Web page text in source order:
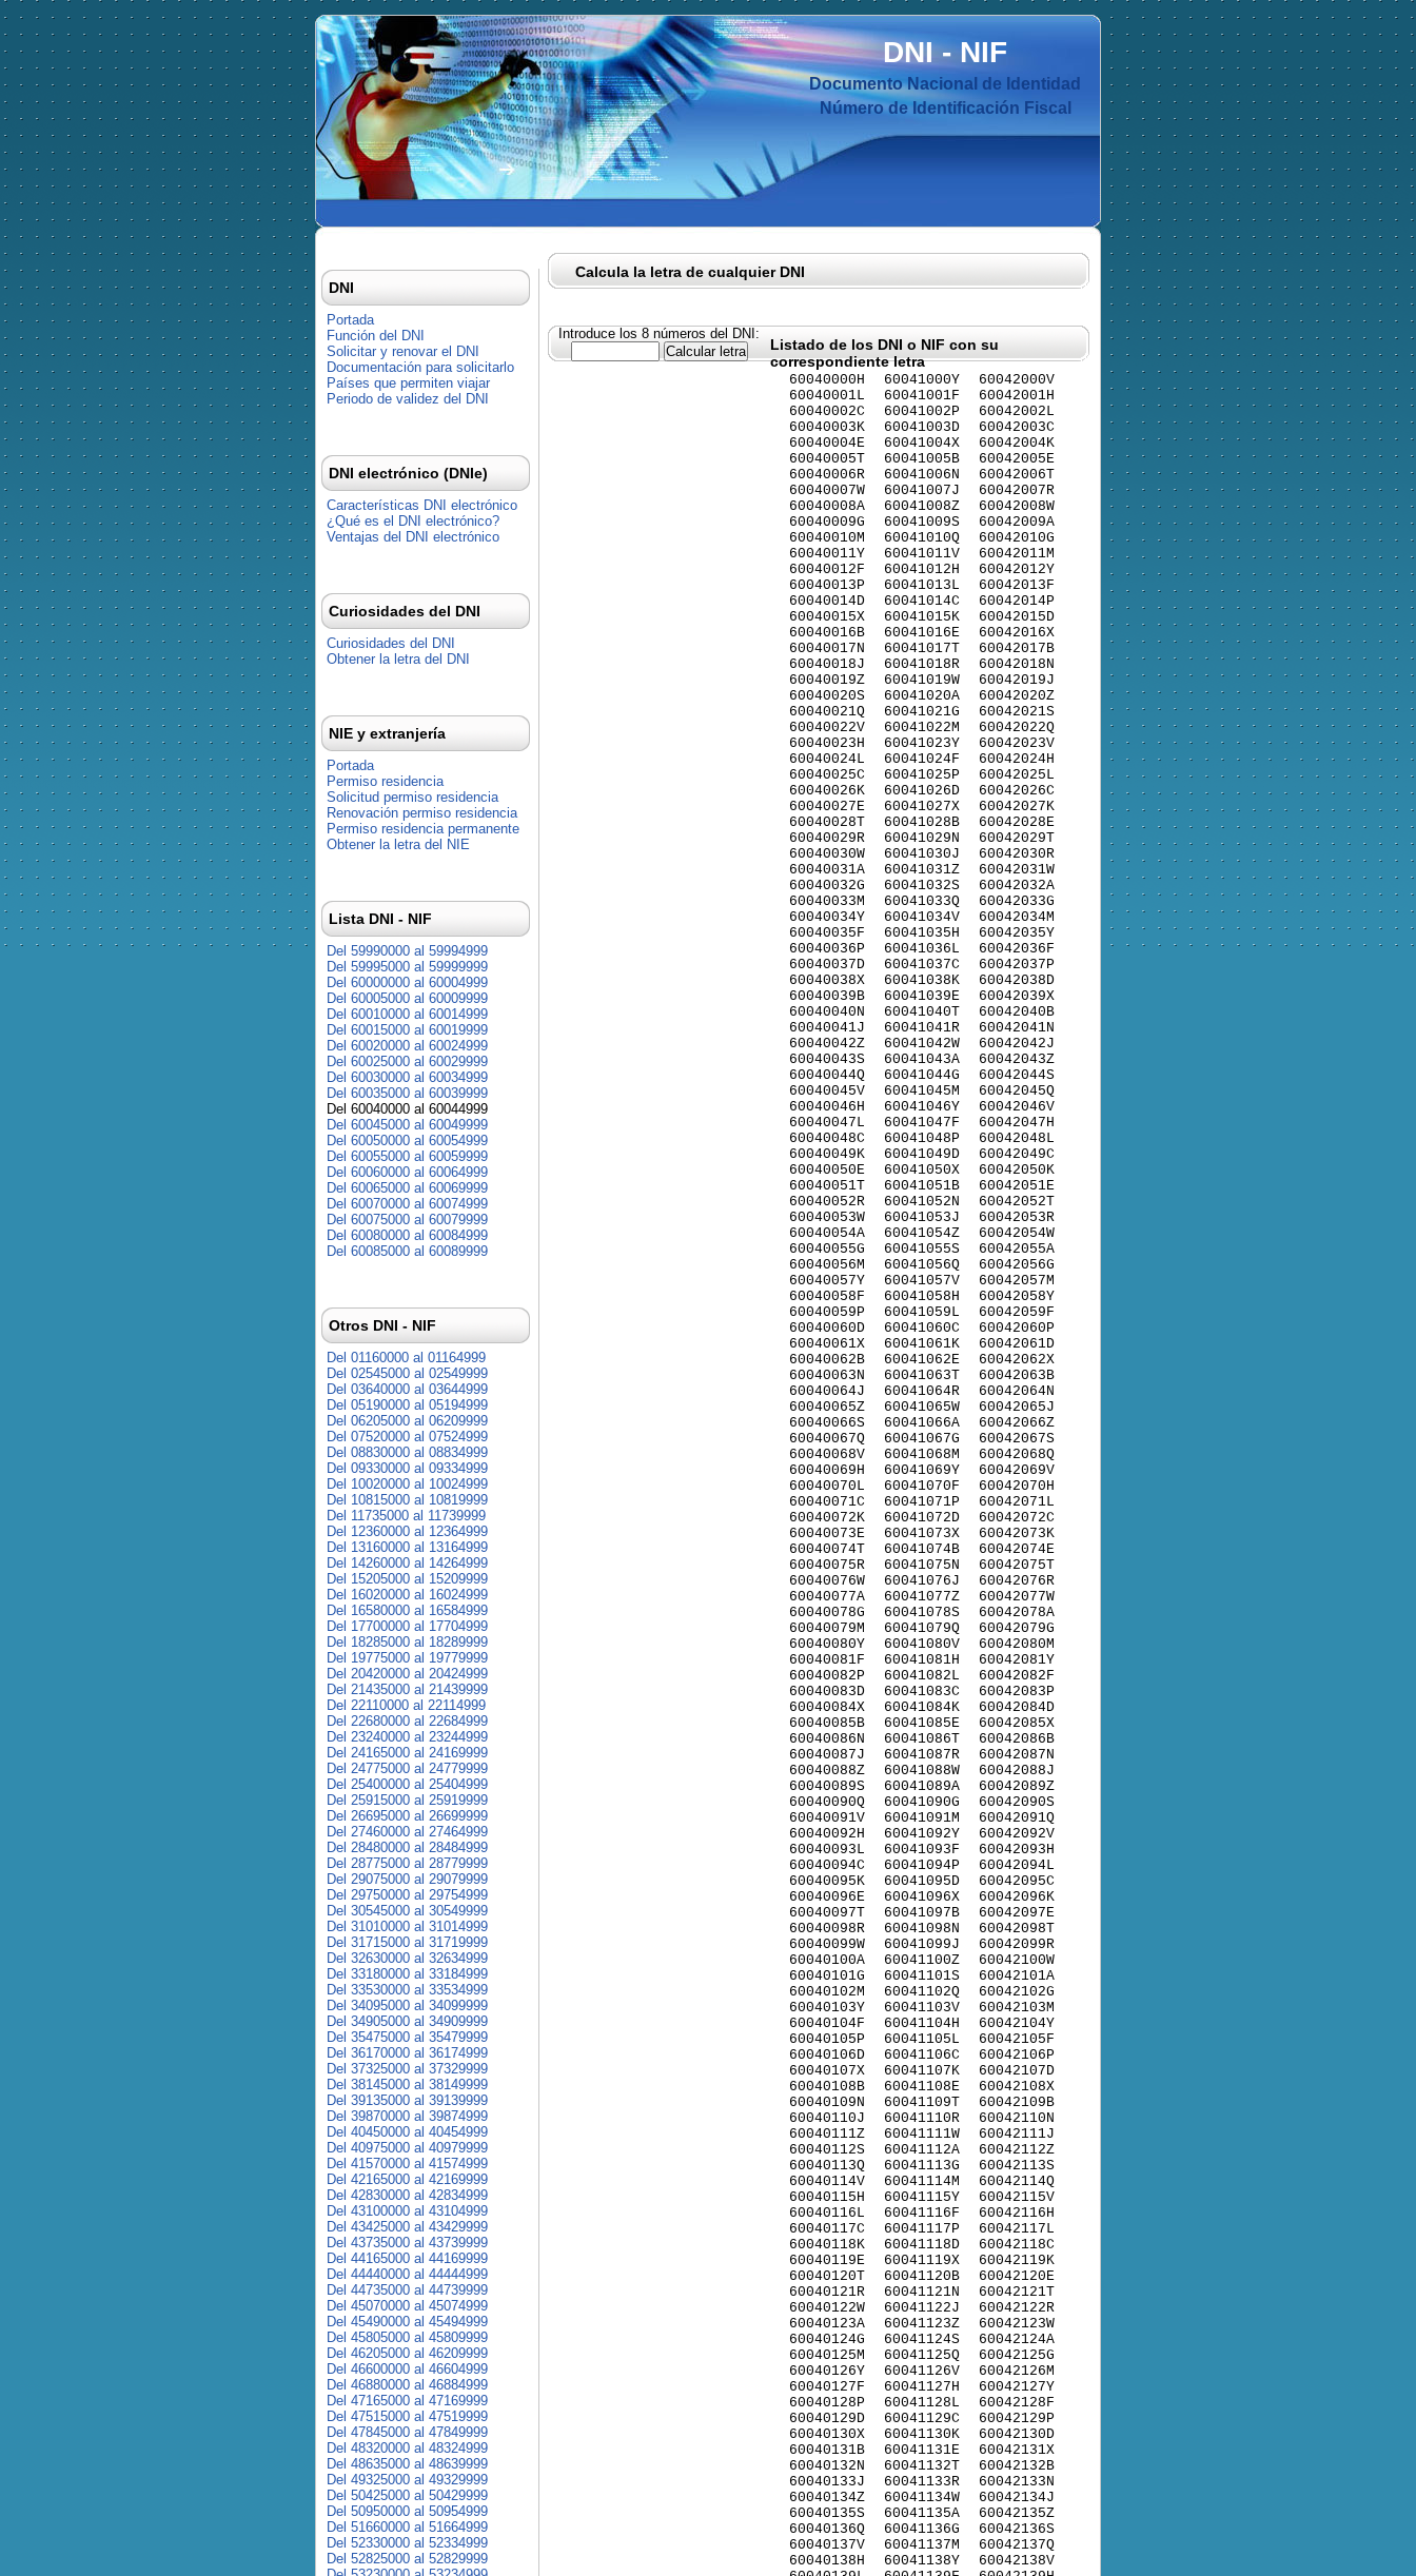
DNI-NIF
Documento Nacional de Identidad
Número de Identificación Fiscal
Calcula la letra de cualquier DNI
Introduce los 8 números del DNI:
Listado de los DNI o NIF con su
correspondiente letra
60040000H
60040001L
60040002C
60040003K
60040004E
60040005T
60040006R
60040007W
60040008A
60040009G
60040010M
60040011Y
60040012F
60040013P
60040014D
60040015X
60040016B
60040017N
60040018J
60040019Z
60040020S
60040021Q
60040022V
60040023H
60040024L
60040025C
60040026K
60040027E
60040028T
60040029R
60040030W
60040031A
60040032G
60040033M
60040034Y
60040035F
60040036P
60040037D
60040038X
60040039B
60040040N
60040041J
60040042Z
60040043S
60040044Q
60040045V
60040046H
60040047L
60040048C
60040049K
60040050E
60040051T
60040052R
60040053W
60040054A
60040055G
60040056M
60040057Y
60040058F
60040059P
60040060D
60040061X
60040062B
60040063N
60040064J
60040065Z
60040066S
60040067Q
60040068V
60040069H
60040070L
60040071C
60040072K
60040073E
60040074T
60040075R
60040076W
60040077A
60040078G
60040079M
60040080Y
60040081F
60040082P
60040083D
60040084X
60040085B
60040086N
60040087J
60040088Z
60040089S
60040090Q
60040091V
60040092H
60040093L
60040094C
60040095K
60040096E
60040097T
60040098R
60040099W
60040100A
60040101G
60040102M
60040103Y
60040104F
60040105P
60040106D
60040107X
60040108B
60040109N
60040110J
60040111Z
60040112S
60040113Q
60040114V
60040115H
60040116L
60040117C
60040118K
60040119E
60040120T
60040121R
60040122W
60040123A
60040124G
60040125M
60040126Y
60040127F
60040128P
60040129D
60040130X
60040131B
60040132N
60040133J
60040134Z
60040135S
60040136Q
60040137V
60040138H
60041000Y
60041001F
60041002P
60041003D
60041004X
60041005B
60041006N
60041007J
60041008Z
60041009S
60041010Q
60041011V
60041012H
60041013L
60041014C
60041015K
60041016E
60041017T
60041018R
60041019W
60041020A
60041021G
60041022M
60041023Y
60041024F
60041025P
60041026D
60041027X
60041028B
60041029N
60041030J
60041031Z
60041032S
60041033Q
60041034V
60041035H
60041036L
60041037C
60041038K
60041039E
60041040T
60041041R
60041042W
60041043A
60041044G
60041045M
60041046Y
60041047F
60041048P
60041049D
60041050X
60041051B
60041052N
60041053J
60041054Z
60041055S
60041056Q
60041057V
60041058H
60041059L
60041060C
60041061K
60041062E
60041063T
60041064R
60041065W
60041066A
60041067G
60041068M
60041069Y
60041070F
60041071P
60041072D
60041073X
60041074B
60041075N
60041076J
60041077Z
60041078S
60041079Q
60041080V
60041081H
60041082L
60041083C
60041084K
60041085E
60041086T
60041087R
60041088W
60041089A
60041090G
60041091M
60041092Y
60041093F
60041094P
60041095D
60041096X
60041097B
60041098N
60041099J
60041100Z
60041101S
60041102Q
60041103V
60041104H
60041105L
60041106C
60041107K
60041108E
60041109T
60041110R
60041111W
60041112A
60041113G
60041114M
60041115Y
60041116F
60041117P
60041118D
60041119X
60041120B
60041121N
60041122J
60041123Z
60041124S
60041125Q
60041126V
60041127H
60041128L
60041129C
60041130K
60041131E
60041132T
60041133R
60041134W
60041135A
60041136G
60041137M
60041138Y
60042000V
60042001H
60042002L
60042003C
60042004K
60042005E
60042006T
60042007R
60042008W
60042009A
60042010G
60042011M
60042012Y
60042013F
60042014P
60042015D
60042016X
60042017B
60042018N
60042019J
60042020Z
60042021S
60042022Q
60042023V
60042024H
60042025L
60042026C
60042027K
60042028E
60042029T
60042030R
60042031W
60042032A
60042033G
60042034M
60042035Y
60042036F
60042037P
60042038D
60042039X
60042040B
60042041N
60042042J
60042043Z
60042044S
60042045Q
60042046V
60042047H
60042048L
60042049C
60042050K
60042051E
60042052T
60042053R
60042054W
60042055A
60042056G
60042057M
60042058Y
60042059F
60042060P
60042061D
60042062X
60042063B
60042064N
60042065J
60042066Z
60042067S
60042068Q
60042069V
60042070H
60042071L
60042072C
60042073K
60042074E
60042075T
60042076R
60042077W
60042078A
60042079G
60042080M
60042081Y
60042082F
60042083P
60042084D
60042085X
60042086B
60042087N
60042088J
60042089Z
60042090S
60042091Q
60042092V
60042093H
60042094L
60042095C
60042096K
60042097E
60042098T
60042099R
60042100W
60042101A
60042102G
60042103M
60042104Y
60042105F
60042106P
60042107D
60042108X
60042109B
60042110N
60042111J
60042112Z
60042113S
60042114Q
60042115V
60042116H
60042117L
60042118C
60042119K
60042120E
60042121T
60042122R
60042123W
60042124A
60042125G
60042126M
60042127Y
60042128F
60042129P
60042130D
60042131X
60042132B
60042133N
60042134J
60042135Z
60042136S
60042137Q
60042138V
DNI
Portada
Función del DNI
Solicitar y renovar el DNI
Documentación para solicitarlo
Países que permiten viajar
Periodo de validez del DNI
DNI electrónico (DNIe)
Características DNI electrónico
¿Qué es el DNI electrónico?
Ventajas del DNI electrónico
Curiosidades del DNI
Curiosidades del DNI
Obtener la letra del DNI
NIE y extranjería
Portada
Permiso residencia
Solicitud permiso residencia
Renovación permiso residencia
Permiso residencia permanente
Obtener la letra del NIE
Lista DNI - NIF
Del 59990000 al 59994999
Del 59995000 al 59999999
Del 60000000 al 60004999
Del 60005000 al 60009999
Del 60010000 al 60014999
Del 60015000 al 60019999
Del 60020000 al 60024999
Del 60025000 al 60029999
Del 60030000 al 60034999
Del 60035000 al 60039999
Del 60040000 al 60044999
Del 60045000 al 60049999
Del 60050000 al 60054999
Del 60055000 al 60059999
Del 60060000 al 60064999
Del 60065000 al 60069999
Del 60070000 al 60074999
Del 60075000 al 60079999
Del 60080000 al 60084999
Del 60085000 al 60089999
Otros DNI - NIF
Del 01160000 al 01164999
Del 02545000 al 02549999
Del 03640000 al 03644999
Del 05190000 al 05194999
Del 06205000 al 06209999
Del 07520000 al 07524999
Del 08830000 al 08834999
Del 09330000 al 09334999
Del 10020000 al 10024999
Del 10815000 al 10819999
Del 11735000 al 11739999
Del 12360000 al 12364999
Del 13160000 al 13164999
Del 14260000 al 14264999
Del 15205000 al 15209999
Del 16020000 al 16024999
Del 16580000 al 16584999
Del 17700000 al 17704999
Del 18285000 al 18289999
Del 19775000 al 19779999
Del 20420000 al 20424999
Del 21435000 al 21439999
Del 22110000 al 22114999
Del 22680000 al 22684999
Del 23240000 al 23244999
Del 24165000 al 24169999
Del 24775000 al 24779999
Del 25400000 al 25404999
Del 25915000 al 25919999
Del 26695000 al 26699999
Del 27460000 al 27464999
Del 28480000 al 28484999
Del 28775000 al 28779999
Del 29075000 al 29079999
Del 29750000 al 29754999
Del 30545000 al 30549999
Del 31010000 al 31014999
Del 31715000 al 31719999
Del 32630000 al 32634999
Del 33180000 al 33184999
Del 33530000 al 33534999
Del 34095000 al 34099999
Del 34905000 al 34909999
Del 35475000 al 35479999
Del 36170000 al 36174999
Del 37325000 al 37329999
Del 38145000 al 38149999
Del 39135000 al 39139999
Del 39870000 al 39874999
Del 40450000 al 40454999
Del 40975000 al 40979999
Del 41570000 al 41574999
Del 42165000 al 42169999
Del 42830000 al 42834999
Del 43100000 al 43104999
Del 43425000 al 43429999
Del 43735000 al 43739999
Del 44165000 al 44169999
Del 44440000 al 44444999
Del 44735000 al 44739999
Del 45070000 al 45074999
Del 45490000 al 45494999
Del 45805000 al 45809999
Del 46205000 al 46209999
Del 46600000 al 46604999
Del 46880000 al 46884999
Del 47165000 al 47169999
Del 47515000 al 47519999
Del 47845000 al 47849999
Del 48320000 al 48324999
Del 48635000 al 48639999
Del 49325000 al 49329999
Del 50425000 al 50429999
Del 50950000 al 50954999
Del 51660000 al 51664999
Del 52330000 al 52334999
Del 52825000 al 52829999